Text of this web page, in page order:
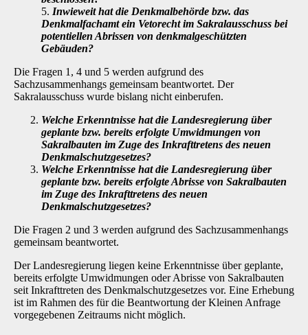
5. Inwieweit hat die Denkmalbehörde bzw. das
Denkmalfachamt ein Vetorecht im Sakralausschuss bei
potentiellen Abrissen von denkmalgeschützten
Gebäuden?
Die Fragen 1, 4 und 5 werden aufgrund des
Sachzusammenhangs gemeinsam beantwortet. Der
Sakralausschuss wurde bislang nicht einberufen.
Welche Erkenntnisse hat die Landesregierung über
geplante bzw. bereits erfolgte Umwidmungen von
Sakralbauten im Zuge des Inkrafttretens des neuen
Denkmalschutzgesetzes?
Welche Erkenntnisse hat die Landesregierung über
geplante bzw. bereits erfolgte Abrisse von Sakralbauten
im Zuge des Inkrafttretens des neuen
Denkmalschutzgesetzes?
Die Fragen 2 und 3 werden aufgrund des Sachzusammenhangs
gemeinsam beantwortet.
Der Landesregierung liegen keine Erkenntnisse über geplante,
bereits erfolgte Umwidmungen oder Abrisse von Sakralbauten
seit Inkrafttreten des Denkmalschutzgesetzes vor. Eine Erhe­bung
ist im Rahmen des für die Beantwortung der Kleinen Anfrage
vorgegebenen Zeitraums nicht möglich.